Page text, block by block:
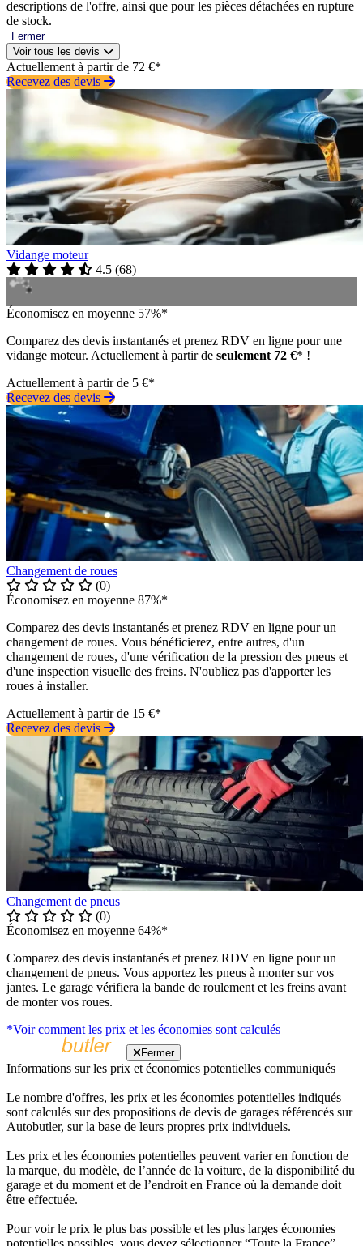
descriptions de l'offre, ainsi que pour les pièces détachées en rupture
de stock.
Fermer
Voir tous les devis
Actuellement à partir de 72 €*
Recevez des devis
Vidange moteur
4.5 (68)
Économisez en moyenne 57%*
Comparez des devis instantanés et prenez RDV en ligne pour une
vidange moteur. Actuellement à partir de seulement 72 €* !
Actuellement à partir de 5 €*
Recevez des devis
Changement de roues
(0)
Économisez en moyenne 87%*
Comparez des devis instantanés et prenez RDV en ligne pour un
changement de roues. Vous bénéficierez, entre autres, d'un
changement de roues, d'une vérification de la pression des pneus et
d'une inspection visuelle des freins. N'oubliez pas d'apporter les
roues à installer.
Actuellement à partir de 15 €*
Recevez des devis
Changement de pneus
(0)
Économisez en moyenne 64%*
Comparez des devis instantanés et prenez RDV en ligne pour un
changement de pneus. Vous apportez les pneus à monter sur vos
jantes. Le garage vérifiera la bande de roulement et les freins avant
de monter vos roues.
*Voir comment les prix et les économies sont calculés
Fermer
Informations sur les prix et économies potentielles communiqués
Le nombre d'offres, les prix et les économies potentielles indiqués
sont calculés sur des propositions de devis de garages référencés sur
Autobutler, sur la base de leurs propres prix individuels.
Les prix et les économies potentielles peuvent varier en fonction de
la marque, du modèle, de l’année de la voiture, de la disponibilité du
garage et du moment et de l’endroit en France où la demande doit
être effectuée.
Pour voir le prix le plus bas possible et les plus larges économies
potentielles possibles, vous devez sélectionner “Toute la France”